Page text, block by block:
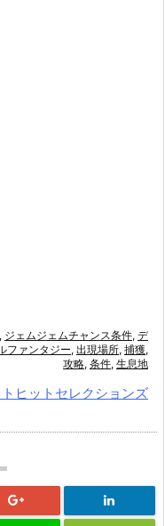
, ジェムジェムチャンス条件, デ
ファンタジー, 出現場所, 捕獲,
攻略, 条件, 生息地
ヒットセレクションズ